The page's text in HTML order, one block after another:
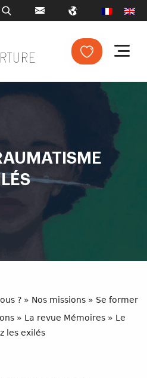
? » Nos missions » Se former
» La revue Mémoires » Le
les exilés